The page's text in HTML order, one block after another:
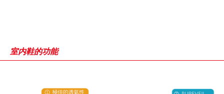
室内鞋的功能